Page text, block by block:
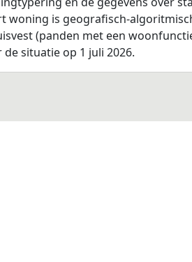
woning is geografisch-
(panden met een
de situatie op 1 juli 2026.